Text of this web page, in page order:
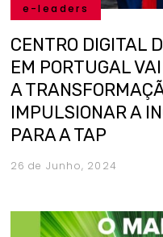
e-leaders
CENTRO DIGITAL
EM PORTUGAL
A
IMPULSIONAR A
PARA A TAP
26 de Junho, 2024